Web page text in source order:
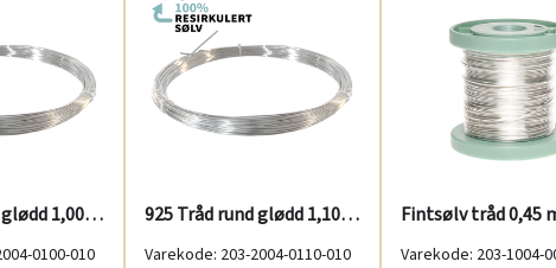
925 Tråd rund glødd 1,00 mm 100 g
0100-010
925 Tråd rund glødd 1,10 mm 100 g
Varekode: 203-2004-0110-010
Fintsølv tråd 0,45
Varekode: 203-1004-